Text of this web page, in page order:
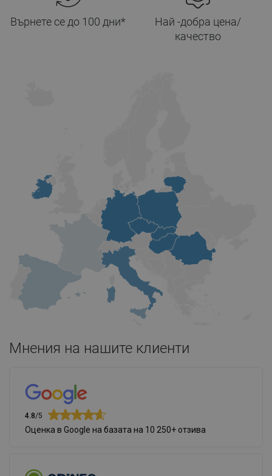
Върнете се до 100 дни*
Най -добра цена/
качество
Мнения на нашите клиенти
4.8/5
Оценка в Google на базата на 10 250+ отзива